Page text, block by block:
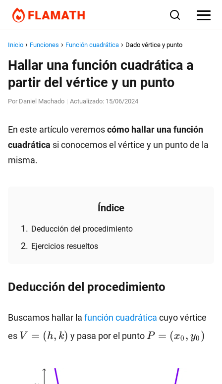
Inicio Funciones Función cuadrática Dado vértice y punto
Hallar una función cuadrática a
partir del vértice y un punto
Por Daniel Machado | Actualizado: 15/06/2024
En este artículo veremoscómo hallar una función
cuadrática si conocemos el vértice y un punto de la
misma.
Índice
Deducción del procedimiento
Ejercicios resueltos
Deducción del procedimiento
Buscamos hallar la función cuadrática cuyo vértice
es V=
V = (h, k) y pasa por el punto P=
(x_0,y_0)
P = (x0 , y0 )